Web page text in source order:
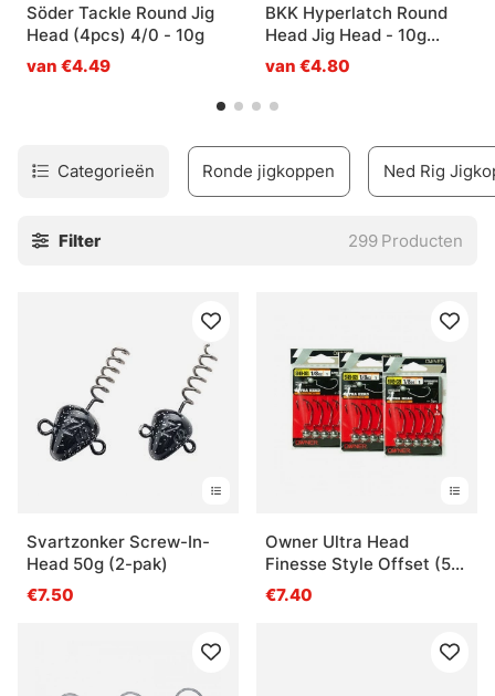
Söder Tackle Round Jig
Head (4pcs) 4/0 - 10g
van €4.49
BKK Hyperlatch Round
Head Jig Head - 10g
#3/0 (3-pack)
van €4.80
Categorieën Ronde jigkoppen Ned Rig
Filter 299 Producten
Svartzonker Screw-In-
Head 50g (2-pak)
€7.50
Owner Ultra Head
Finesse Style Offset (5-
pak)
€7.40